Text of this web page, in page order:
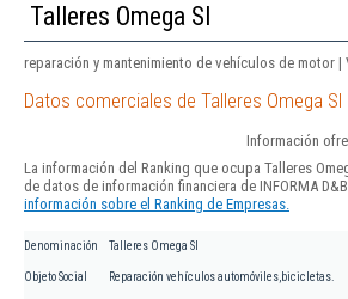
Talleres Omega Sl
reparación y mantenimiento de vehículos de motor |
Datos comerciales de Talleres Omega Sl
Información
La información del Ranking que ocupa Talleres
de datos de información financiera de INFORMA
información sobre el Ranking de Empresas.
Denominación Talleres Omega Sl
Objeto Social Reparación vehículos automóviles,bicicletas.